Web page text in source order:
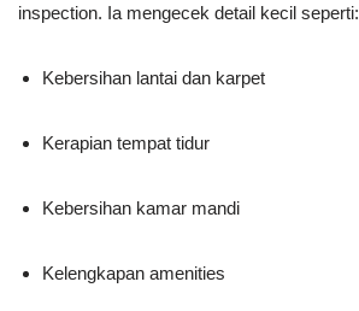
inspection. Ia mengecek detail kecil seperti:
Kebersihan lantai dan karpet
Kerapian tempat tidur
Kebersihan kamar mandi
Kelengkapan amenities